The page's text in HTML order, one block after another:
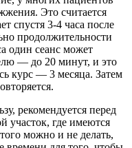
Это считается
спустя 3-4 часа после
продолжительности
один сеанс может
— до 20 минут, и это
курс — 3 месяца. Затем
рекомендуется перед
участок, где имеются
можно и не делать,